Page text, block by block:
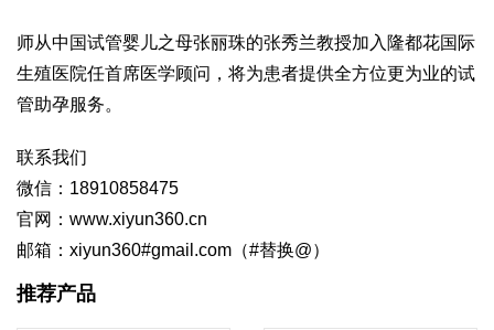
师从中国试管婴儿之母张丽珠的张秀兰教授加入隆都花国际
生殖医院任首席医学顾问，将为患者提供全方位更为业的试
管助孕服务。
联系我们
微信：18910858475
官网：www.xiyun360.cn
邮箱：xiyun360#gmail.com（#替换@）
推荐产品